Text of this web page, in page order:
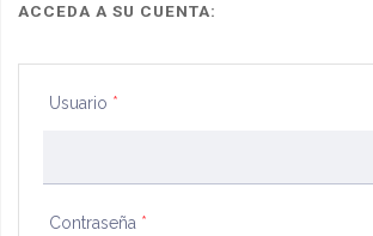
2014"
ACCEDA A SU CUENTA:
Usuario *
Contraseña *